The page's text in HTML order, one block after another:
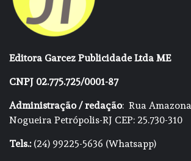
Editora Garcez Publicidade Ltda ME
CNPJ 02.775.725/0001-87
Administração / redação: Rua
Nogueira Petrópolis-RJ CEP: 25.730-310
Tels.:(24) 99225-5636 (Whatsapp)